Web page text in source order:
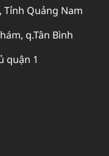
Tỉnh Quảng Nam
q.Tân Bình
quận 1